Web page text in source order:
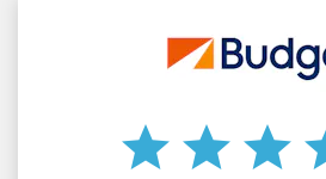
star star star